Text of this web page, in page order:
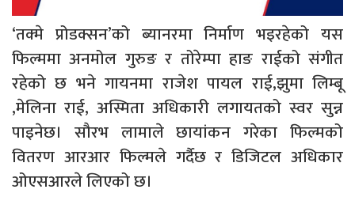
‘तक्मे प्रोडक्सन’को ब्यानरमा निर्माण भइरहेको यस
फिल्ममा अनमोल गुरुङ र तोरेम्पा हाङ राईको संगीत
रहेको छ भने गायनमा राजेश पायल राई,झुमा लिम्बू
,मेलिना राई, अस्मिता अधिकारी लगायतको स्वर सुन्न
पाइनेछ। सौरभ लामाले छायांकन गरेका फिल्मको
वितरण आरआर फिल्मले गर्दैछ र डिजिटल अधिकार
ओएसआरले लिएको छ।